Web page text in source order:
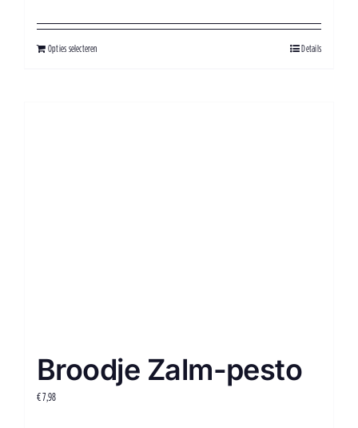
Opties selecteren Details
Broodje Zalm-pesto
€7,98